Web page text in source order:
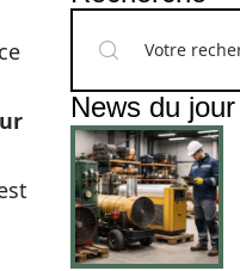
News du jour